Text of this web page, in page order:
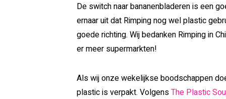
De switch naar bananenbladeren is een
ernaar uit dat Rimping nog wel plastic
goede richting. Wij bedanken Rimping in
er meer supermarkten!
Als wij onze wekelijkse boodschappen
plastic is verpakt. VolgensThe Plastic